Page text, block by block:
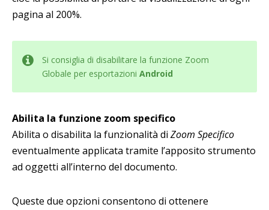
pagina al 200%.
Si consiglia di disabilitare la funzione Zoom
Globale per esportazioni Android
Abilita la funzione zoom specifico
Abilita o disabilita la funzionalità di Zoom Specifico
eventualmente applicata tramite l’apposito strumento
ad oggetti all’interno del documento.
Queste due opzioni consentono di ottenere